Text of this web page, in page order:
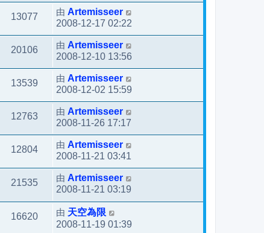
13077 由 Artemisseer
2008-12-17 02:22
20106 由 Artemisseer
2008-12-10 13:56
13539 由 Artemisseer
2008-12-02 15:59
12763 由 Artemisseer
2008-11-26 17:17
12804 由 Artemisseer
2008-11-21 03:41
21535 由 Artemisseer
2008-11-21 03:19
16620 由 天空為限
2008-11-19 01:39